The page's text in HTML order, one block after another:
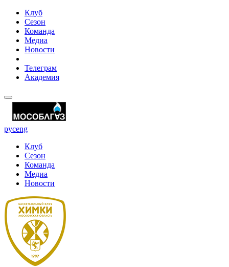
Клуб
Сезон
Команда
Медиа
Новости
Телеграм
Академия
русeng
Клуб
Сезон
Команда
Медиа
Новости